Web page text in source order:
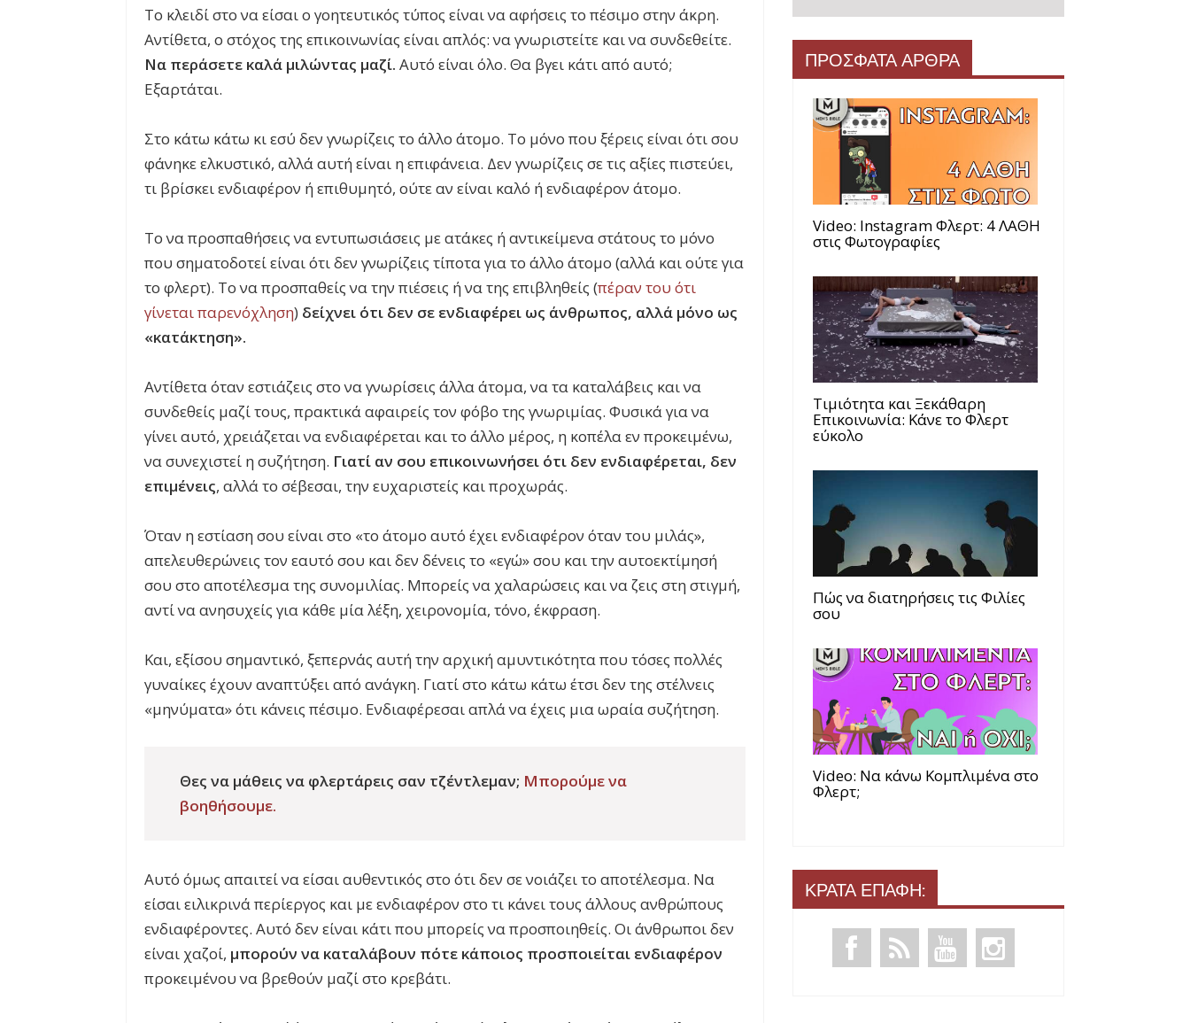
Το κλειδί στο να είσαι ο γοητευτικός τύπος είναι να αφήσεις το πέσιμο στην άκρη.
Αντίθετα, ο στόχος της επικοινωνίας είναι απλός: να γνωριστείτε και να συνδεθείτε.
Να περάσετε καλά μιλώντας μαζί. Αυτό είναι όλο. Θα βγει κάτι από αυτό;
Εξαρτάται.
Στο κάτω κάτω κι εσύ δεν γνωρίζεις το άλλο άτομο. Το μόνο που ξέρεις είναι ότι σου
φάνηκε ελκυστικό, αλλά αυτή είναι η επιφάνεια. Δεν γνωρίζεις σε τις αξίες πιστεύει,
τι βρίσκει ενδιαφέρον ή επιθυμητό, ούτε αν είναι καλό ή ενδιαφέρον άτομο.
Το να προσπαθήσεις να εντυπωσιάσεις με ατάκες ή αντικείμενα στάτους το μόνο
που σηματοδοτεί είναι ότι δεν γνωρίζεις τίποτα για το άλλο άτομο (αλλά και ούτε για
το φλερτ). Το να προσπαθείς να την πιέσεις ή να της επιβληθείς (πέραν του ότι
γίνεται παρενόχληση) δείχνει ότι δεν σε ενδιαφέρει ως άνθρωπος, αλλά μόνο ως
«κατάκτηση».
Αντίθετα όταν εστιάζεις στο να γνωρίσεις άλλα άτομα, να τα καταλάβεις και να
συνδεθείς μαζί τους, πρακτικά αφαιρείς τον φόβο της γνωριμίας. Φυσικά για να
γίνει αυτό, χρειάζεται να ενδιαφέρεται και το άλλο μέρος, η κοπέλα εν προκειμένω,
να συνεχιστεί η συζήτηση. Γιατί αν σου επικοινωνήσει ότι δεν ενδιαφέρεται, δεν
επιμένεις, αλλά το σέβεσαι, την ευχαριστείς και προχωράς.
Όταν η εστίαση σου είναι στο «το άτομο αυτό έχει ενδιαφέρον όταν του μιλάς»,
απελευθερώνεις τον εαυτό σου και δεν δένεις το «εγώ» σου και την αυτοεκτίμησή
σου στο αποτέλεσμα της συνομιλίας. Μπορείς να χαλαρώσεις και να ζεις στη στιγμή,
αντί να ανησυχείς για κάθε μία λέξη, χειρονομία, τόνο, έκφραση.
Και, εξίσου σημαντικό, ξεπερνάς αυτή την αρχική αμυντικότητα που τόσες πολλές
γυναίκες έχουν αναπτύξει από ανάγκη. Γιατί στο κάτω κάτω έτσι δεν της στέλνεις
«μηνύματα» ότι κάνεις πέσιμο. Ενδιαφέρεσαι απλά να έχεις μια ωραία συζήτηση.
Θες να μάθεις να φλερτάρεις σαν τζέντλεμαν; Μπορούμε να
βοηθήσουμε.
Αυτό όμως απαιτεί να είσαι αυθεντικός στο ότι δεν σε νοιάζει το αποτέλεσμα. Να
είσαι ειλικρινά περίεργος και με ενδιαφέρον στο τι κάνει τους άλλους ανθρώπους
ενδιαφέροντες. Αυτό δεν είναι κάτι που μπορείς να προσποιηθείς. Οι άνθρωποι δεν
είναι χαζοί, μπορούν να καταλάβουν πότε κάποιος προσποιείται ενδιαφέρον
προκειμένου να βρεθούν μαζί στο κρεβάτι.
ΠΡΟΣΦΑΤΑ ΑΡΘΡΑ
Video: Instagram Φλερτ: 4 ΛΑΘΗ
στις Φωτογραφίες
Τιμιότητα και Ξεκάθαρη
Επικοινωνία: Κάνε το Φλερτ
εύκολο
Πώς να διατηρήσεις τις Φιλίες
σου
Video: Να κάνω Κομπλιμένα στο
Φλερτ;
ΚΡΑΤΑ ΕΠΑΦΗ: